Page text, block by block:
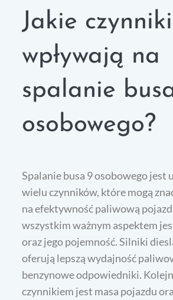
Jakie czynniki
wpływają na
spalanie
osobowego?
Spalanie busa 9 osobowego jest
wielu czynników, które mogą
na efektywność paliwową
wszystkim ważnym aspektem
oraz jego pojemność. Silniki
oferują lepszą wydajność
benzynowe odpowiedniki.
czynnikiem jest masa pojazdu